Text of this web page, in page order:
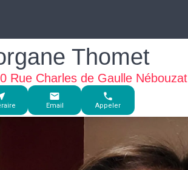
Thomet
Rue Charles de Gaulle Nébouzat
Email Appeler